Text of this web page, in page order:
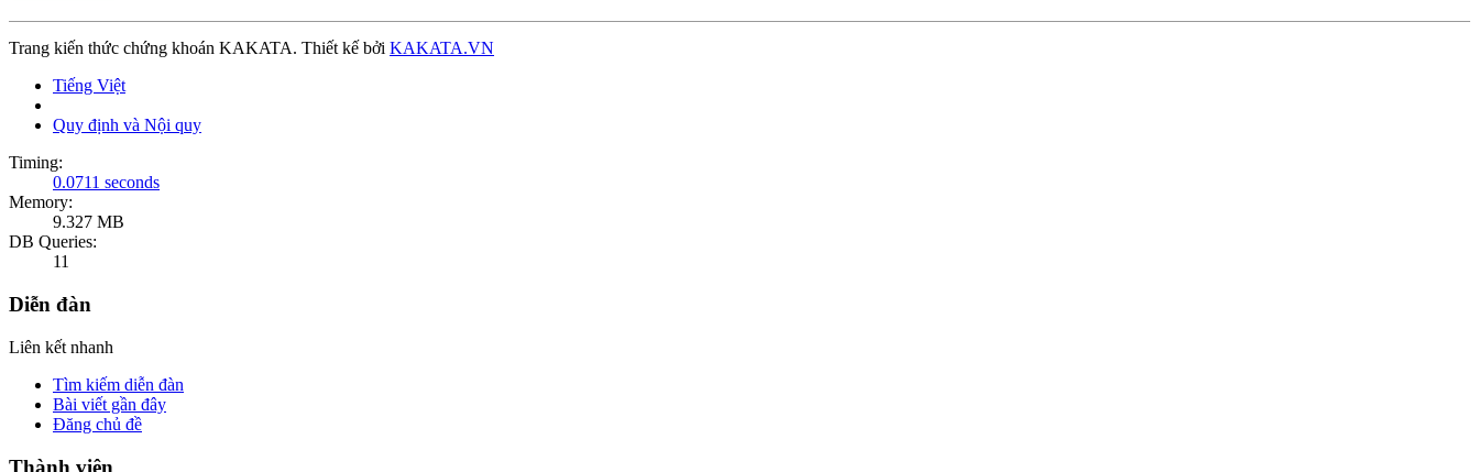
Trang kiến thức chứng khoán KAKATA. Thiết kế bởi KAKATA.VN
Tiếng Việt
Quy định và Nội quy
Timing:
0.0711 seconds
Memory:
9.327 MB
DB Queries:
11
Diễn đàn
Liên kết nhanh
Tìm kiếm diễn đàn
Bài viết gần đây
Đăng chủ đề
Thành viên